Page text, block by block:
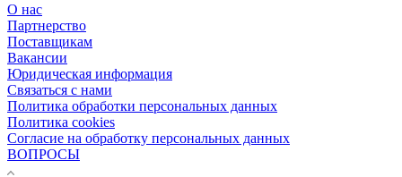
О нас
Партнерство
Поставщикам
Вакансии
Юридическая информация
Связаться с нами
Политика обработки персональных данных
Политика cookies
Согласие на обработку персональных данных
ВОПРОСЫ